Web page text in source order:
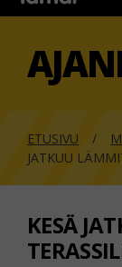
ETUSIVU
JATKUU
KESÄ